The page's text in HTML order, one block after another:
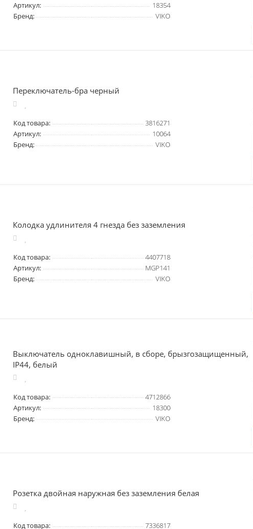
Артикул:
18354
Бренд:
VIKO
Переключатель-бра черный
Код товара:
3816271
Артикул:
10064
Бренд:
VIKO
Колодка удлинителя 4 гнезда без заземления
Код товара:
4407718
Артикул:
MGP141
Бренд:
VIKO
Выключатель одноклавишный, в сборе, брызгозащищенный,
IP44, белый
Код товара:
4712866
Артикул:
18300
Бренд:
VIKO
Розетка двойная наружная без заземления белая
Код товара:
7336817